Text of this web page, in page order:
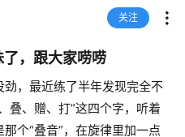
关注
，跟大家唠唠
，最近练了半年发现完全不
叠、赠、打”这四个字，听着
个“叠音”，在旋律里加一点